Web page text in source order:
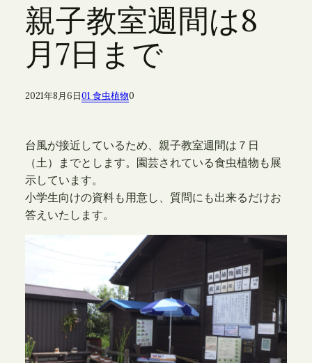
親子教室週間は8
月7日まで
2021年8月6日01 食虫植物0
台風が接近しているため、親子教室週間は７日
（土）までとします。園芸されている食虫植物も展
示しています。
小学生向けの資料も用意し、質問にも出来るだけお
答えいたします。